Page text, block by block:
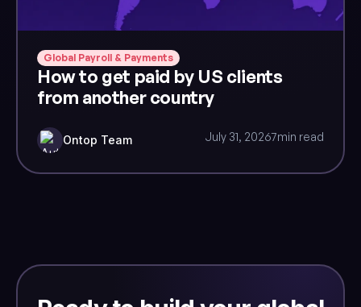
Global Payroll & Payments
How to get paid by US clients
from another country
Ontop Team July 31, 20267min read